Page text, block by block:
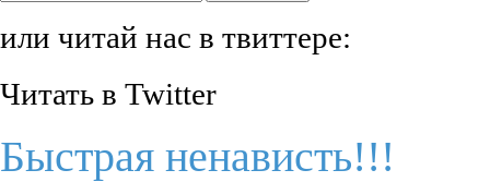
или читай нас в твиттере:
Читать в Twitter
Быстрая ненависть!!!